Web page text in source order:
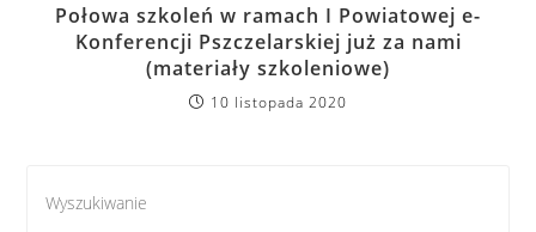
Połowa szkoleń w ramach I Powiatowej e-
Konferencji Pszczelarskiej już za nami
(materiały szkoleniowe)
10 listopada 2020